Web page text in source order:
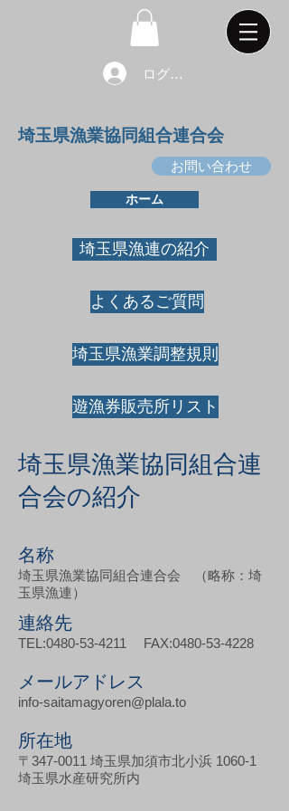
ログイン
埼玉県漁業協同組合連合会
お問い合わせ
ホーム
埼玉県漁連の紹介
よくあるご質問
埼玉県漁業調整規則
遊漁券販売所リスト
埼玉県漁業協同組合連
合会の紹介
名称
埼玉県漁業協同組合連合会 （略称：埼
玉県漁連）
連絡先
TEL:0480-53-4211 FAX:0480-53-4228
メールアドレス
info-saitamagyoren@plala.to
所在地
〒347-0011 埼玉県加須市北小浜 1060-1
埼玉県水産研究所内